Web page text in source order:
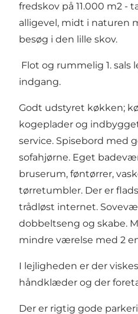
fredskov på 11.000 m2
alligevel, midt i naturen
besøg i den lille skov.
Flot og rummelig 1. sals
indgang.
Godt udstyret køkken;
kogeplader og
service. Spisebord med
sofahjørne. Eget
bruserum, føntørrer,
tørretumbler. Der er
trådløst internet.
dobbeltseng og skabe.
mindre værelse med 2
I lejligheden er der
håndklæder og der
Der er rigtig gode